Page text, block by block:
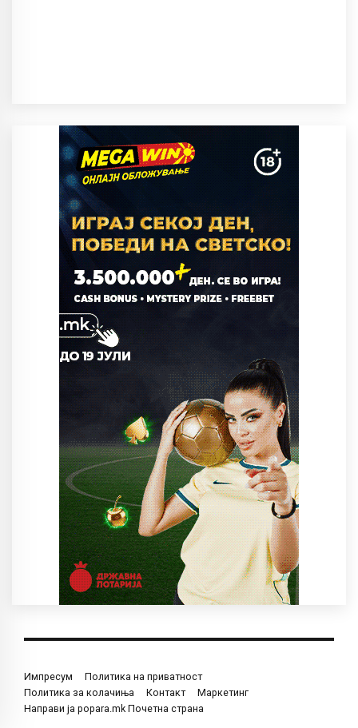
Импресум
Политика на приватност
Политика за колачиња
Контакт
Маркетинг
Направи ја popara.mk Почетна страна